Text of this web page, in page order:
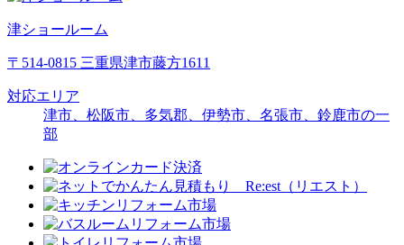
津ショールーム
〒514-0815 三重県津市藤方1611
対応エリア
津市、松阪市、多気郡、伊勢市、名張市、鈴鹿市の一
部